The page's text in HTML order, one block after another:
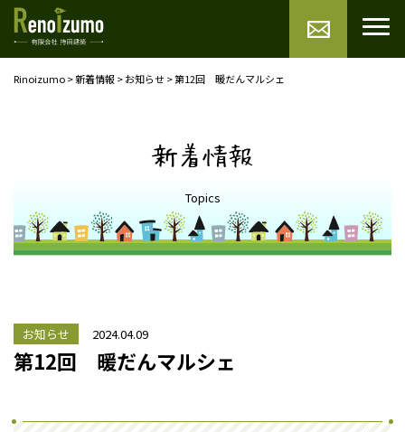
Rinoizumo>新着情報>お知らせ>第12回 暖だんマルシェ
新着情報
Topics
お知らせ 2024.04.09
第12回 暖だんマルシェ